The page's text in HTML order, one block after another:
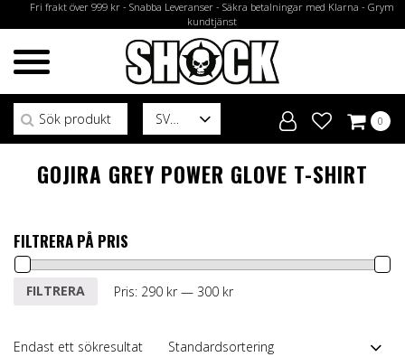
Fri frakt över 999 kr - Snabba Leveranser - Säkra betalningar med Klarna - Grym
kundtjänst
SV
Sök efter:
0
GOJIRA GREY POWER GLOVE T-SHIRT
FILTRERA PÅ PRIS
Min
MaxFILTRERA Pris: 290 kr— 300 kr
Endast ett sökresultat